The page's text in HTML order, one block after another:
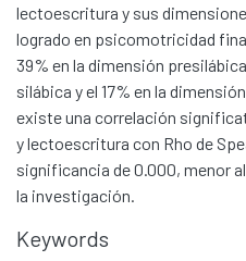
lectoescritura y sus
logrado en psicomotricidad
39% en la dimensión
silábica y el 17% en la
existe una correlación
y lectoescritura con Rho de
significancia de 0.000, menor
la investigación.
Keywords